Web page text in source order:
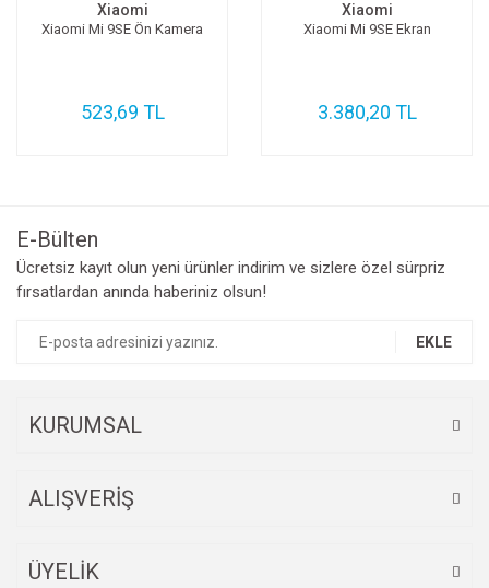
Xiaomi
Xiaomi Mi 9SE Ön Kamera
523,69 TL
Xiaomi
Xiaomi Mi 9SE Ekran
3.380,20 TL
E-Bülten
Ücretsiz kayıt olun yeni ürünler indirim ve sizlere özel sürpriz
fırsatlardan anında haberiniz olsun!
EKLE
KURUMSAL
ALIŞVERİŞ
ÜYELİK